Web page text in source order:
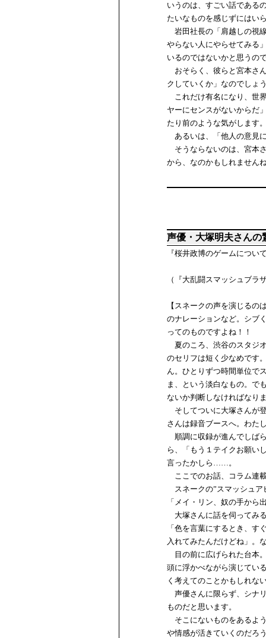
いうのは、すごい話である
たいなものを感じずにはい
岩田社長の「肩越しの視
やらない人にやらせてみる
いるのではないかと思うの
おそらく、彼らと宮本さ
クしていくか」なのでしょ
これだけ有名になり、世
ヤーにセンスがないからだ
たり前のような気がします
あるいは、「他人の意見
そうならないのは、宮本
から、なのかもしれません
声優・大塚明夫さんの
『桜井政博のゲームにつ
（『大乱闘スマッシュブ
【スネークの声を演じる
のナレーションなど。シブ
ってのものですよね！！
夏のころ、渋谷のスタジ
のセリフは短く少なめです
ん。ひとりずつ時間単位で
ま、という淡白なもの。で
ないか判断しなければなり
そしてついに大塚さんが
さんは録音ブースへ。わた
順調に収録が進んでしば
ら、「もう１テイクお願い
言ったかしら……。
ここでのお話、コラム連
スネークの”スマッシュア
「メイ・リン、奴の手から
大塚さんに話を伺ってみ
「色を言葉にするとき、
入れてみたんだけどね」
目の前に広げられた台本
頭に浮かべながら演じてい
く考えてのことかもしれな
声優さんに限らず、シナ
ものだと思います。
そこにないものをあるよ
や情感が活きていくのだろ